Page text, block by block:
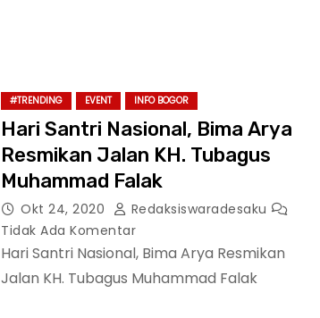
#TRENDING EVENT INFO BOGOR
Hari Santri Nasional, Bima Arya
Resmikan Jalan KH. Tubagus
Muhammad Falak
Okt 24, 2020
Redaksiswaradesaku
Tidak Ada Komentar
Hari Santri Nasional, Bima Arya Resmikan
Jalan KH. Tubagus Muhammad Falak